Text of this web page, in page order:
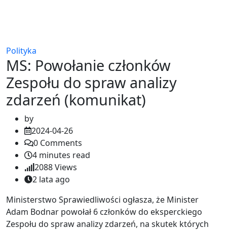
Polityka
MS: Powołanie członków
Zespołu do spraw analizy
zdarzeń (komunikat)
by
2024-04-26
0 Comments
4 minutes read
2088Views
2 lata ago
Ministerstwo Sprawiedliwości ogłasza, że Minister
Adam Bodnar powołał 6 członków do eksperckiego
Zespołu do spraw analizy zdarzeń, na skutek których